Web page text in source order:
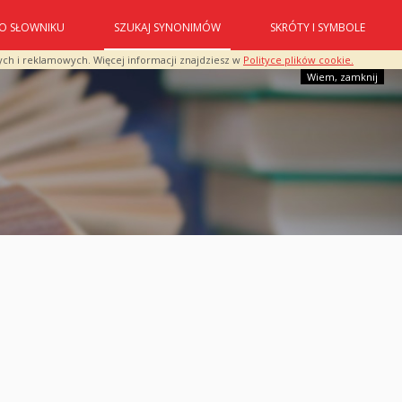
i reklamowych. Więcej informacji znajdziesz w Polityce plików cookie.
Wiem, zamknij
O SŁOWNIKU SZUKAJ SYNONIMÓW SKRÓTY I SYMBOLE